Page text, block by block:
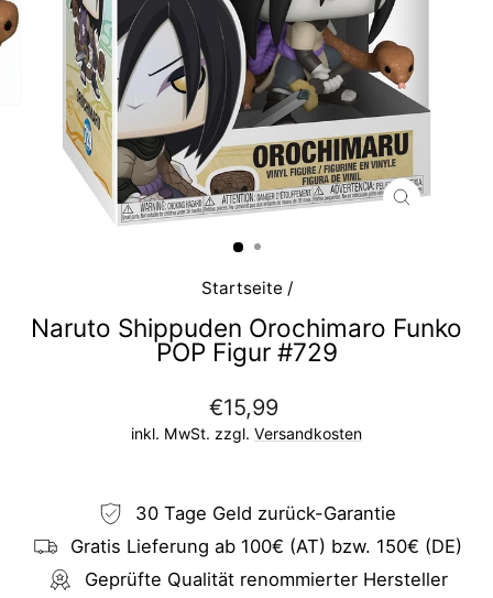
Startseite /
Naruto Shippuden Orochimaro Funko
POP Figur #729
Normaler
Preis
€15,99
inkl. MwSt. zzgl. Versandkosten
30 Tage Geld zurück-Garantie
Gratis Lieferung ab 100€ (AT) bzw. 150€ (DE)
Geprüfte Qualität renommierter Hersteller